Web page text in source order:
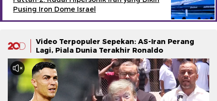
Pusing Iron Dome Israel
Video Terpopuler Sepekan: AS-Iran Perang
Lagi, Piala Dunia Terakhir Ronaldo